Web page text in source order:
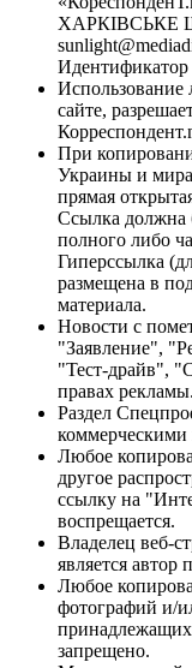
ХАРКІВСЬКЕ
сайте,
При
Украины и
прямая
Ссылка должна
полного либо
Гиперссылка
размещена в
материала.
Новости с
"Заявление",
"Тест-драйв",
правах рекламы.
Раздел
коммерческими
Любое
другое
ссылку на
воспрещается.
Владелец веб-
является автор
Любое
фотографий и/
принадлежащих
запрещено.